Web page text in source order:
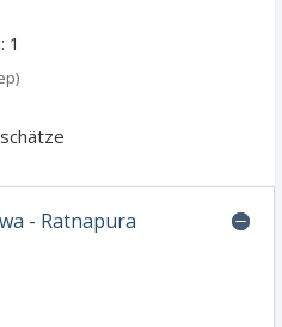
1
- Ratnapura